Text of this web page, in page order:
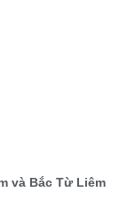
và Bắc Từ Liêm